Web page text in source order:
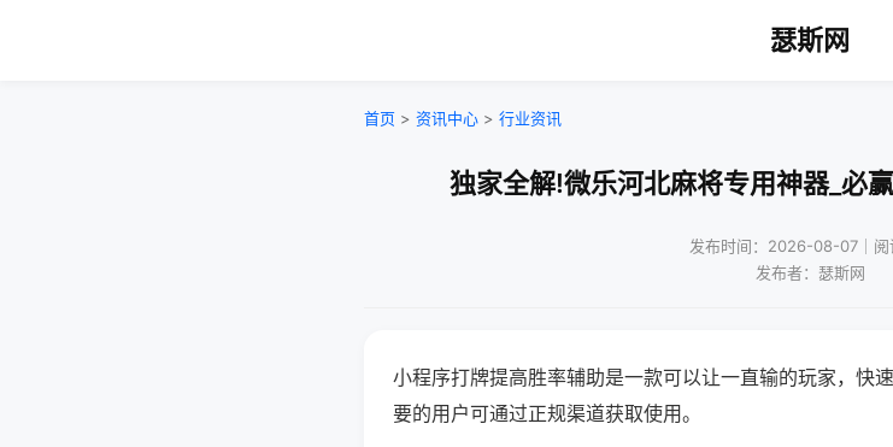
瑟斯网
首页 > 资讯中心 > 行业资讯
独家全解!微乐河北麻将专用神器_必
发布时间：2026-08-07｜阅
发布者：瑟斯网
小程序打牌提高胜率辅助是一款可以让一直输的玩家，快
要的用户可通过正规渠道获取使用。